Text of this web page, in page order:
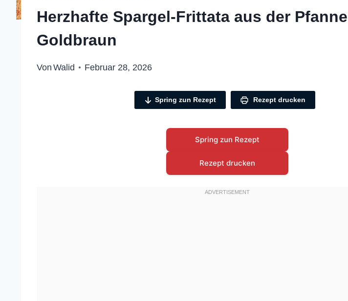
Herzhafte Spargel-Frittata aus der
Goldbraun
Von Walid Februar 28, 2026
Spring zun Rezept Rezept drucken
Spring zun Rezept
Rezept drucken